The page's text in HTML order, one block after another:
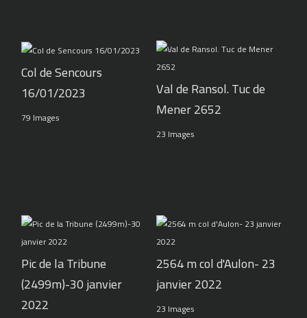
Col de Sencours
16/01/2023
79 Images
Val de Ransol. Tuc de
Mener 2652
23 Images
Pic de la Tribune
(2499m)-30 janvier
2022
2564 m col d'Aulon- 23
janvier 2022
23 Images